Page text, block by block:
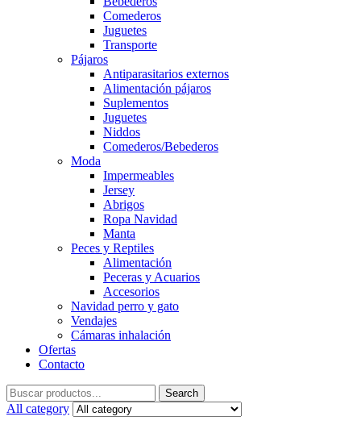
Comederos
Juguetes
Transporte
Pájaros
Antiparasitarios externos
Alimentación pájaros
Suplementos
Juguetes
Niddos
Comederos/Bebederos
Moda
Impermeables
Jersey
Abrigos
Ropa Navidad
Manta
Peces y Reptiles
Alimentación
Peceras y Acuarios
Accesorios
Navidad perro y gato
Vendajes
Cámaras inhalación
Ofertas
Contacto
Search
for:
Search
All category